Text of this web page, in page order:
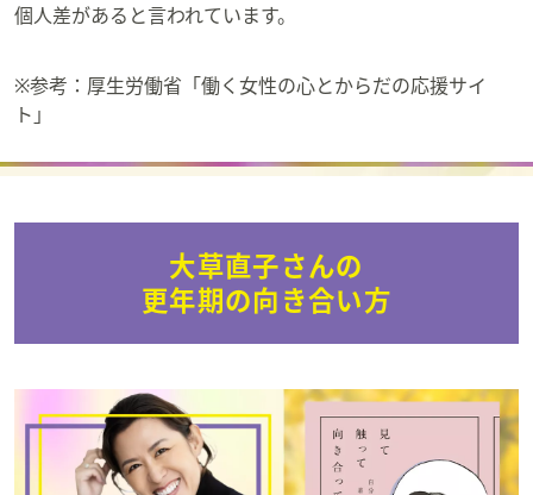
個人差があると言われています。
※参考：厚生労働省「働く女性の心とからだの応援サイ
ト」
大草直子さんの
更年期の向き合い方